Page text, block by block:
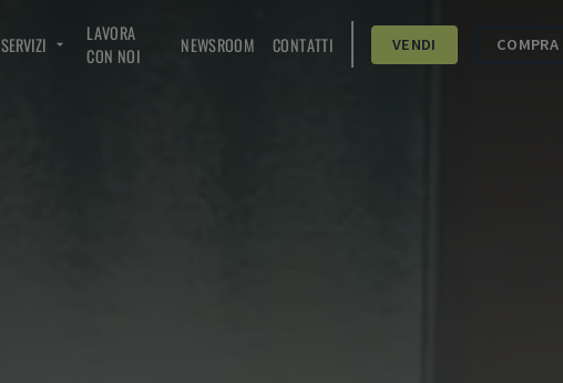
SERVIZI
LAVORA
CON NOI
NEWSROOM CONTATTI VENDI COMPRA